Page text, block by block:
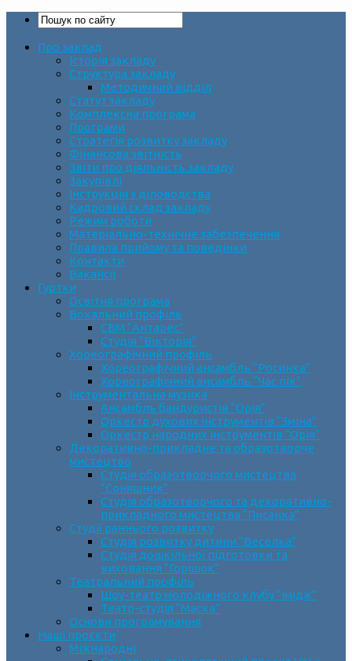
Про заклад
Історія закладу
Структура закладу
Методичний відділ
Статут закладу
Комплексна програма
Програми
Стратегія розвитку закладу
Фінансова звітність
Звіти про діяльність закладу
Закупівлі
Інструкція з діловодства
Кадровий склад закладу
Режим роботи
Матеріально-технічне забезпечення
Правила прийому та поведінки
Контакти
Вакансії
Гуртки
Освітня програма
Вокальний профіль
СВМ “Антарес”
Студія “Вікторія”
Хореографічний профіль
Хореографічний ансамбль “Росинка”
Хореографічний ансамбль “Час пік”
Інструментальна музика
Ансамбль бандуристів “Орія”
Оркестр духових інструментів “Зміна”
Оркестр народних інструментів “Орія”
Декоративно-прикладне та образотворче
мистецтво
Cтудія образотворчого мистецтва
“Соняшник”
Студія образотворчого та декоративно-
прикладного мистецтва “Писанка”
Студії раннього розвитку
Студія розвитку дитини “Веселка”
Студія дошкільної підготовки та
виховання “Горішок”
Театральний профіль
Шоу-театр молодіжного клубу “Імідж”
Театр-студія “Маска”
Основи програмування
Наші проєкти
Міжнародні